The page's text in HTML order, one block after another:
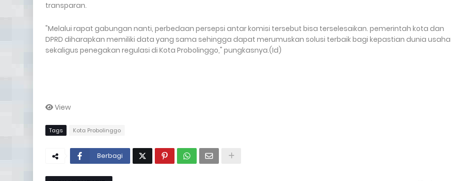
transparan.
"Melalui rapat gabungan nanti, perbedaan persepsi antar komisi tersebut bisa terselesaikan. pemerintah kota dan
DPRD diharapkan memiliki data yang sama sehingga dapat merumuskan solusi terbaik bagi kepastian dunia usaha
sekaligus penegakan regulasi di Kota Probolinggo," pungkasnya.(Id)
View
Tags Kota Probolinggo
Berbagi